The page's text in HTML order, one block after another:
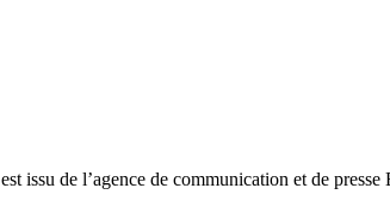
issu de l’agence de communication et de